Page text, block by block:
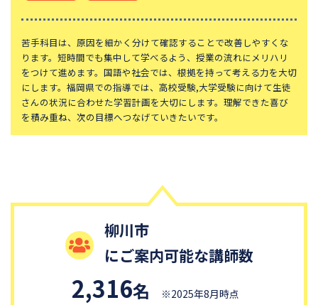
城北中学校
神奈川大学附属中学校
大宮開成中学校
法政大学第二中学校
品川女子学院中等部
東京都立桜修館中等教育学校
大妻中学校
滝中学校
土佐中学校
國學院大學久我山中学校
江戸川学園取手中学校
山脇学園中学校
大阪桐蔭中学校
東京都市大学等々力中学校
国府台女子学院中学部
獨協中学校
淑徳中学校
青稜中学校
昭和女子大学附属昭和中学校
苦手科目は、原因を細かく分けて確認することで改善しやすくな
ります。短時間でも集中して学べるよう、授業の流れにメリハリ
をつけて進めます。国語や社会では、根拠を持って考える力を大切
にします。福岡県での指導では、高校受験,大学受験に向けて生徒
さんの状況に合わせた学習計画を大切にします。理解できた喜び
を積み重ね、次の目標へつなげていきたいです。
柳川市
にご案内可能な講師数
2,316名 ※2025年8月時点